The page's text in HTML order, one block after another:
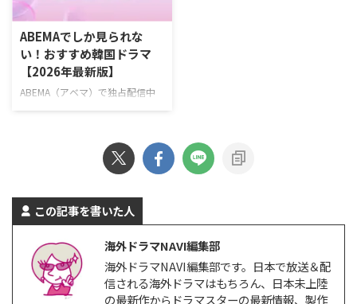
期に悩む会社員と冷徹な上司が仕
事と恋のときめきを取り戻してい
く、共感必至のオフィスロマン
ス。 >>『残念ながら明日も出勤
です！』詳細 ＼新規なら30日間
無料！／ 『残念ながら明日も出
ABEMAでしか見られな
い！おすすめ韓国ドラマ
【2026年最新版】
ABEMA（アベマ）で独占配信中
の韓国ドラマを一挙紹介！
ラマとは？ ABEMAでは、オリジ
ナルのドラマや恋愛リアリティー
ショー、アニメ、スポーツなど、
ドラマをはじめとするアジアドラ
マも豊富で、特にK-POPアイドル
レミアムで多数独占配信してい
る。 ABEMAプレミアムは、広告
なしと広告つきの2つのプランが
ある。 ABEMAプレミアム 広告つ
この記事を書いた人
海外ドラマNAVI編集部
海外ドラマNAVI編集部です。日本で放送＆配
信される海外ドラマはもちろん、日本未上陸
の最新作からドラマスターの最新情報、製作